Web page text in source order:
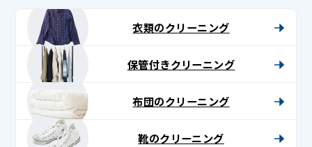
衣類のクリーニング
保管付きクリーニング
布団のクリーニング
靴のクリーニング